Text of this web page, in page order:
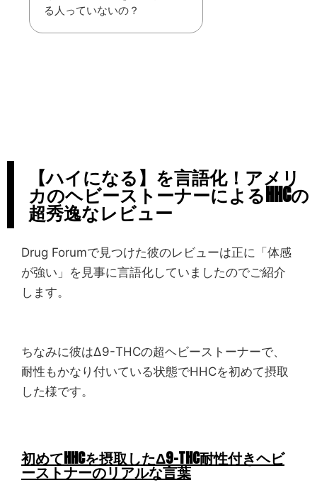
る人っていないの？
【ハイになる】を言語化！アメリ
カのヘビーストーナーによるHHCの
超秀逸なレビュー
Drug Forumで見つけた彼のレビューは正に「体感
が強い」を見事に言語化していましたのでご紹介
します。
ちなみに彼はΔ9-THCの超ヘビーストーナーで、
耐性もかなり付いている状態でHHCを初めて摂取
した様です。
初めてHHCを摂取したΔ9-THC耐性付きヘビ
ーストナーのリアルな言葉